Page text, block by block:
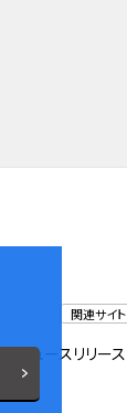
関連サイト
ニュースリリース